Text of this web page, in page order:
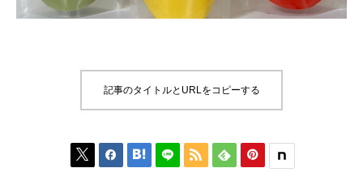
記事のタイトルとURLをコピーする
     